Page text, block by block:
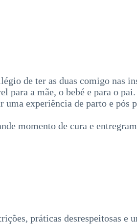
de ter as duas comigo nas
a mãe, o bebé e para o
uma experiência de parto e pós
momento de cura e
práticas desrespeitosas e